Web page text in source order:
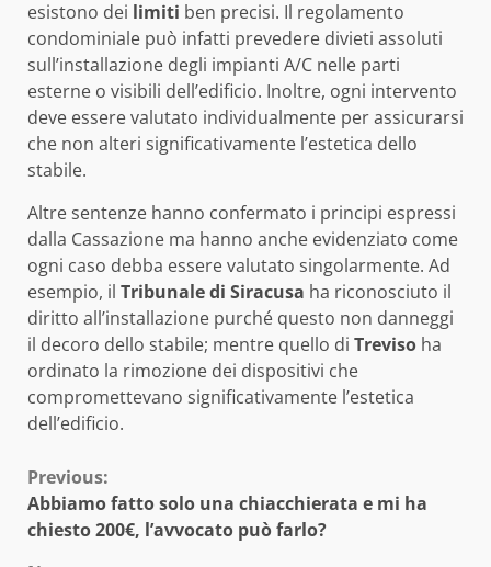
esistono dei limiti ben precisi. Il regolamento
condominiale può infatti prevedere divieti assoluti
sull’installazione degli impianti A/C nelle parti
esterne o visibili dell’edificio. Inoltre, ogni intervento
deve essere valutato individualmente per assicurarsi
che non alteri significativamente l’estetica dello
stabile.
Altre sentenze hanno confermato i principi espressi
dalla Cassazione ma hanno anche evidenziato come
ogni caso debba essere valutato singolarmente. Ad
esempio, il Tribunale di Siracusa ha riconosciuto il
diritto all’installazione purché questo non danneggi
il decoro dello stabile; mentre quello di Treviso ha
ordinato la rimozione dei dispositivi che
compromettevano significativamente l’estetica
dell’edificio.
Continue
Reading
Previous:
Abbiamo fatto solo una chiacchierata e mi ha
chiesto 200€, l’avvocato può farlo?